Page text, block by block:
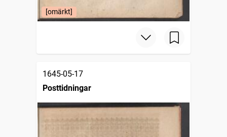
[omärkt]
1645-05-17
Posttidningar